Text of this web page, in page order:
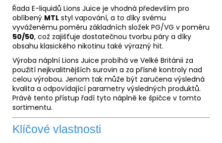
Řada E-liquidů Lions Juice je vhodná především pro
oblíbený MTL styl vapování, a to díky svému
vyváženému poměru základních složek PG/VG v poměru
50/50, což zajišťuje dostatečnou tvorbu páry a díky
obsahu klasického nikotinu také výrazný hit.
Výroba náplní Lions Juice probíhá ve Velké Británii za
použití nejkvalitnějších surovin a za přísné kontroly nad
celou výrobou. Jenom tak může být zaručena výsledná
kvalita a odpovídající parametry výsledných produktů.
Právě tento přístup řadí tyto náplně ke špičce v tomto
sortimentu.
Klíčové vlastnosti